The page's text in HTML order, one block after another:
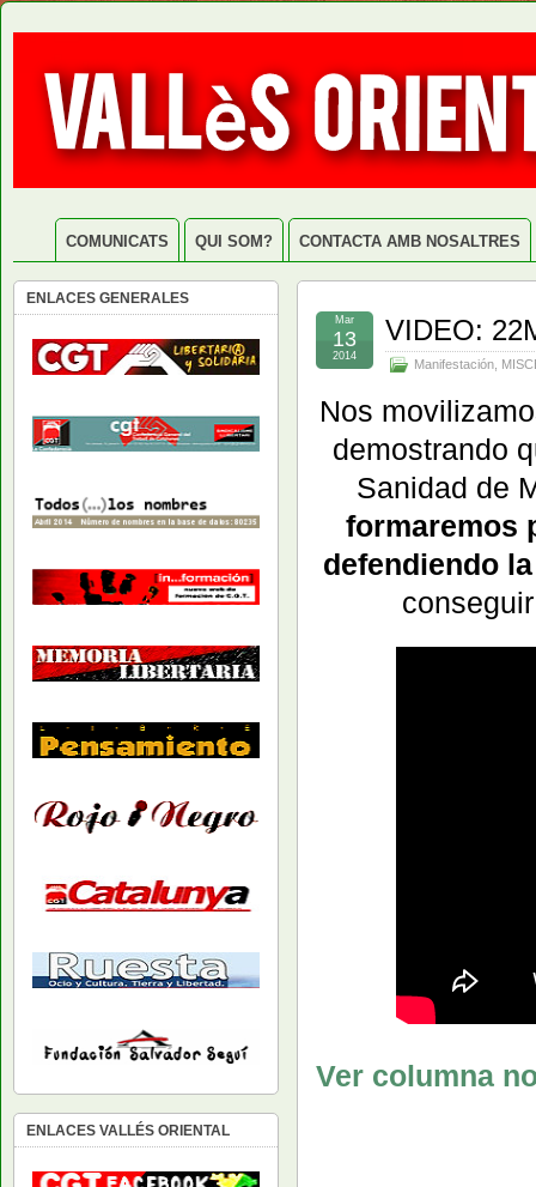
COMUNICATS QUI SOM? CONTACTA AMB NOSALTRES
VIDEO:
Manifestación
Mar
13
2014
Nos
demostrando
Sanidad de
formaremos
defendiendo
Ver columna
ENLACES GENERALES
ENLACES VALLÉS ORIENTAL